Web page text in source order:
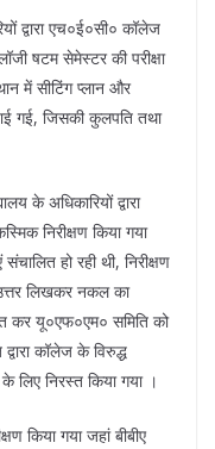
द्वारा एच०ई०सी० कॉलेज
षटम सेमेस्टर की परीक्षा
में सीटिंग प्लान और
गई, जिसकी कुलपति तथा
के अधिकारियों द्वारा
निरीक्षण किया गया
हो रही थी, निरीक्षण
लिखकर नकल का
कर यू०एफ०एम० समिति को
कॉलेज के विरुद्ध
लिए निरस्त किया गया ।
किया गया जहां बीबीए